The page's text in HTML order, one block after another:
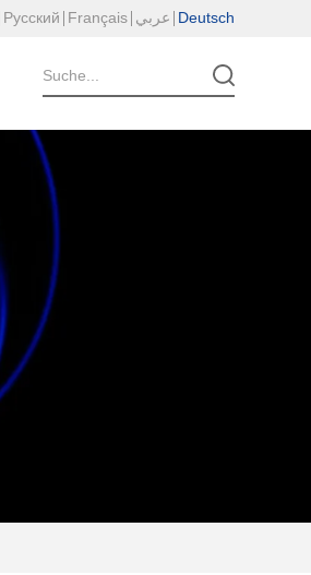
Русский Français عربي Deutsch